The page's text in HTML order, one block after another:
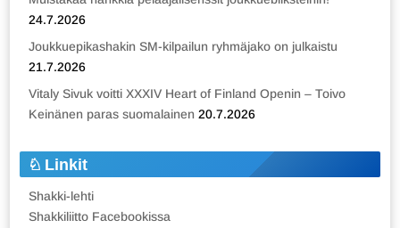
24.7.2026
Joukkuepikashakin SM-kilpailun ryhmäjako on julkaistu
21.7.2026
Vitaly Sivuk voitti XXXIV Heart of Finland Openin – Toivo
Keinänen paras suomalainen 20.7.2026
Linkit
Shakki-lehti
Shakkiliitto Facebookissa